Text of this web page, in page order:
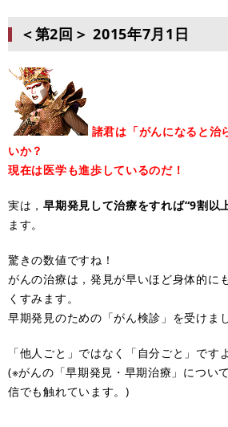
＜第2回＞ 2015年7月1日
諸君は「がんになると治
いか？
現在は医学も進歩しているのだ！
実は，早期発見して治療をすれば“9割以
ます。
驚きの数値ですね！
がんの治療は，発見が早いほど身体的に
くすみます。
早期発見のための「がん検診」を受けま
「他人ごと」ではなく「自分ごと」ですよ
(※がんの「早期発見・早期治療」につい
信でも触れています。)